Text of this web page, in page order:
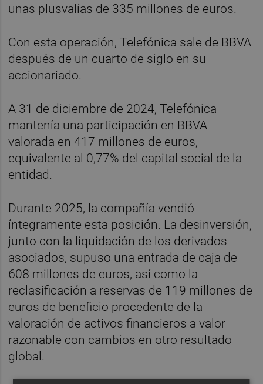
unas plusvalías de 335 millones de euros.
Con esta operación, Telefónica sale de BBVA
después de un cuarto de siglo en su
accionariado.
A 31 de diciembre de 2024, Telefónica
mantenía una participación en BBVA
valorada en 417 millones de euros,
equivalente al 0,77% del capital social de la
entidad.
Durante 2025, la compañía vendió
íntegramente esta posición. La desinversión,
junto con la liquidación de los derivados
asociados, supuso una entrada de caja de
608 millones de euros, así como la
reclasificación a reservas de 119 millones de
euros de beneficio procedente de la
valoración de activos financieros a valor
razonable con cambios en otro resultado
global.